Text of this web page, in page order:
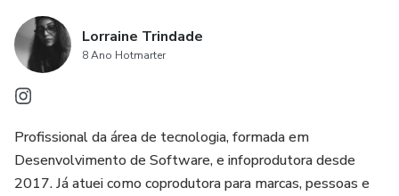
Lorraine Trindade
8 Ano Hotmarter
Profissional da área de tecnologia, formada em
Desenvolvimento de Software, e infoprodutora desde
2017. Já atuei como coprodutora para marcas, pessoas e